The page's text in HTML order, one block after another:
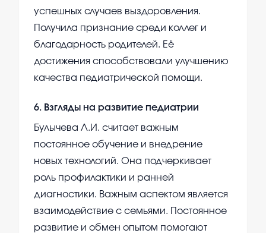
успешных случаев выздоровления.
Получила признание среди коллег и
благодарность родителей. Её
достижения способствовали улучшению
качества педиатрической помощи.
6. Взгляды на развитие педиатрии
Булычева Л.И. считает важным
постоянное обучение и внедрение
новых технологий. Она подчеркивает
роль профилактики и ранней
диагностики. Важным аспектом является
взаимодействие с семьями. Постоянное
развитие и обмен опытом помогают